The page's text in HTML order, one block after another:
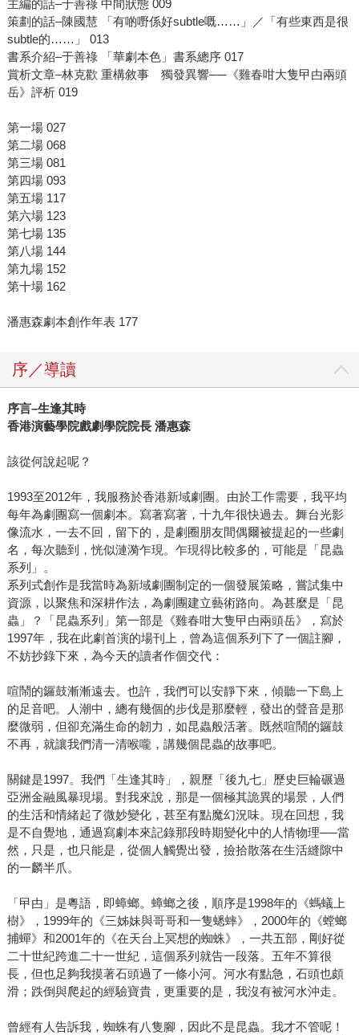
主編的話–于善祿 中間狀態 009
策劃的話–陳國慧 「有啲嘢係好subtle嘅……」／「有些東西是很
subtle的……」 013
書系介紹–于善祿 「華劇本色」書系總序 017
賞析文章–林克歡 重構敘事 獨發異響──《雞春咁大隻曱甴兩頭
岳》評析 019
第一場 027
第二場 068
第三場 081
第四場 093
第五場 117
第六場 123
第七場 135
第八場 144
第九場 152
第十場 162
潘惠森劇本創作年表 177
序／導讀
序言–生逢其時
香港演藝學院戲劇學院院長 潘惠森
該從何說起呢？
1993至2012年，我服務於香港新域劇團。由於工作需要，我平均
每年為劇團寫一個劇本。寫著寫著，十九年很快過去。舞台光影
像流水，一去不回，留下的，是劇圈朋友間偶爾被提起的一些劇
名，每次聽到，恍似漣漪乍現。乍現得比較多的，可能是「昆蟲
系列」。
系列式創作是我當時為新域劇團制定的一個發展策略，嘗試集中
資源，以聚焦和深耕作法，為劇團建立藝術路向。為甚麼是「昆
蟲」？「昆蟲系列」第一部是《雞春咁大隻曱甴兩頭岳》，寫於
1997年，我在此劇首演的場刊上，曾為這個系列下了一個註腳，
不妨抄錄下來，為今天的讀者作個交代：
喧鬧的鑼鼓漸漸遠去。也許，我們可以安靜下來，傾聽一下島上
的足音吧。人潮中，總有幾個的步伐是那麼輕，發出的聲音是那
麼微弱，但卻充滿生命的韌力，如昆蟲般活著。既然喧鬧的鑼鼓
不再，就讓我們清一清喉嚨，講幾個昆蟲的故事吧。
關鍵是1997。我們「生逢其時」，親歷「後九七」歷史巨輪碾過
亞洲金融風暴現場。對我來說，那是一個極其詭異的場景，人們
的生活和情緒起了微妙變化，甚至有點魔幻況味。現在回想，我
是不自覺地，通過寫劇本來記錄那段時期變化中的人情物理──當
然，只是，也只能是，從個人觸覺出發，撿拾散落在生活縫隙中
的一麟半爪。
「曱甴」是粵語，即蟑螂。蟑螂之後，順序是1998年的《螞蟻上
樹》，1999年的《三姊妹與哥哥和一隻蟋蟀》，2000年的《螳螂
捕蟬》和2001年的《在天台上冥想的蜘蛛》，一共五部，剛好從
二十世紀跨進二十一世紀，這個系列就告一段落。五年不算很
長，但也足夠我摸著石頭過了一條小河。河水有點急，石頭也頗
滑；跌倒與爬起的經驗寶貴，更重要的是，我沒有被河水沖走。
曾經有人告訴我，蜘蛛有八隻腳，因此不是昆蟲。我才不管呢！